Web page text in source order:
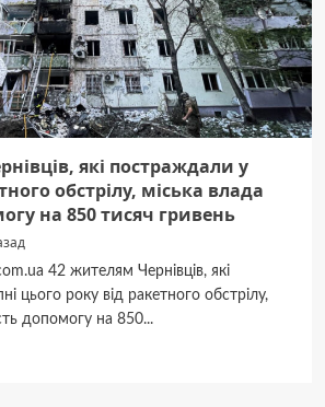
які постраждали у
обстрілу, міська влада
на 850 тисяч гривень
42 жителям Чернівців, які
цього року від ракетного обстрілу,
допомогу на 850...